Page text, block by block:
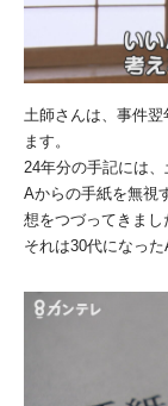
土師さんは、事件
ます。
24年分の手記には、
Aからの手紙を無視
想をつづってきまし
それは30代になった